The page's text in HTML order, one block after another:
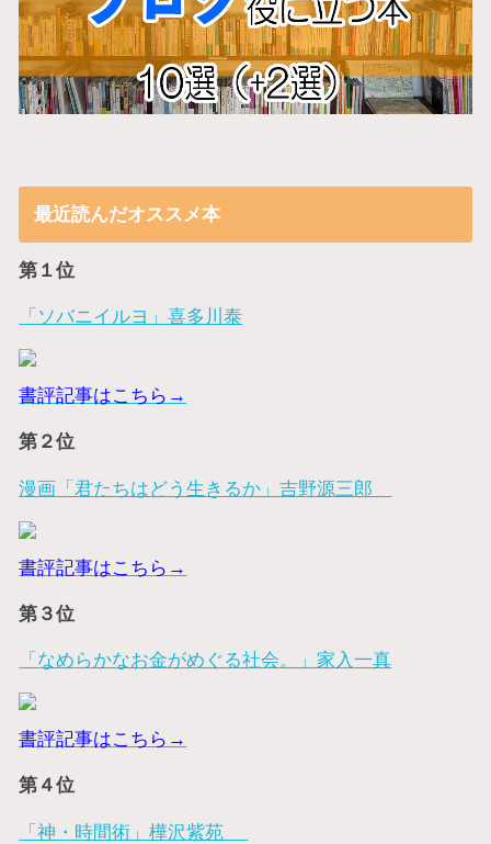
最近読んだオススメ本
第１位
「ソバニイルヨ」喜多川泰
書評記事はこちら→
第２位
漫画「君たちはどう生きるか」吉野源三郎
書評記事はこちら→
第３位
「なめらかなお金がめぐる社会。」家入一真
書評記事はこちら→
第４位
「神・時間術」樺沢紫苑